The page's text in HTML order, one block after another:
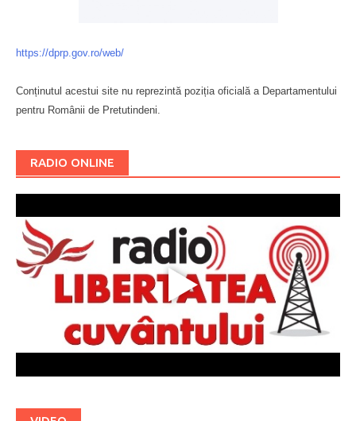
https://dprp.gov.ro/web/
Conținutul acestui site nu reprezintă poziția oficială a Departamentului
pentru Românii de Pretutindeni.
RADIO ONLINE